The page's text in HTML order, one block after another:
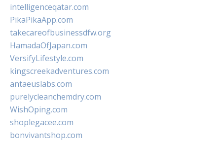
intelligenceqatar.com
PikaPikaApp.com
takecareofbusinessdfw.org
HamadaOfJapan.com
VersifyLifestyle.com
kingscreekadventures.com
antaeuslabs.com
purelycleanchemdry.com
WishOping.com
shoplegacee.com
bonvivantshop.com